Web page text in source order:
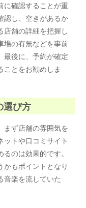
に確認することが重
認し、空きがあるか
店舗の詳細を把握し
場の有無などを事前
最後に、予約が確定
ことをお勧めしま
選び方
まず店舗の雰囲気を
ットや口コミサイト
のは効果的です。
かもポイントとなり
音楽を流していた